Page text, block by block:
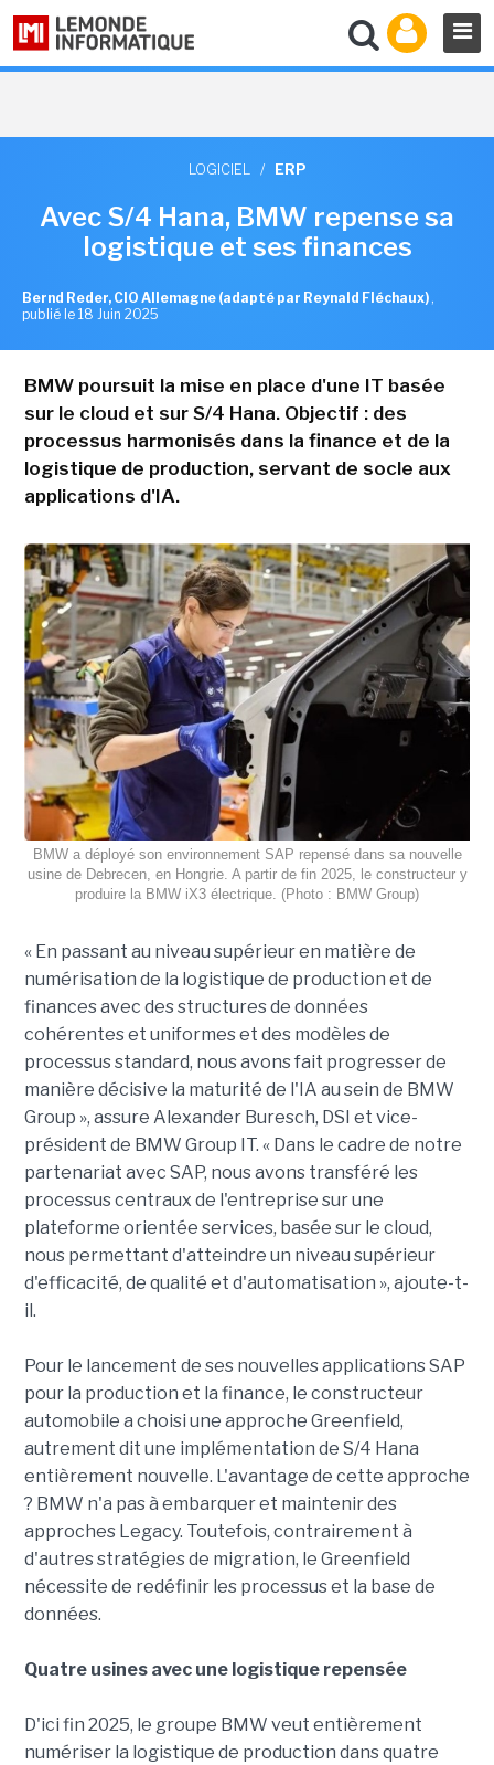
LOGICIEL / ERP
Avec S/4 Hana, BMW repense sa
logistique et ses finances
Bernd Reder, CIO Allemagne (adapté par Reynald Fléchaux) ,
publié le 18 Juin 2025
BMW poursuit la mise en place d'une IT basée
sur le cloud et sur S/4 Hana. Objectif : des
processus harmonisés dans la finance et de la
logistique de production, servant de socle aux
applications d'IA.
BMW a déployé son environnement SAP repensé dans sa nouvelle
usine de Debrecen, en Hongrie. A partir de fin 2025, le constructeur y
produire la BMW iX3 électrique. (Photo : BMW Group)
« En passant au niveau supérieur en matière de
numérisation de la logistique de production et de
finances avec des structures de données
cohérentes et uniformes et des modèles de
processus standard, nous avons fait progresser de
manière décisive la maturité de l'IA au sein de BMW
Group », assure Alexander Buresch, DSI et vice-
président de BMW Group IT. « Dans le cadre de notre
partenariat avec SAP, nous avons transféré les
processus centraux de l'entreprise sur une
plateforme orientée services, basée sur le cloud,
nous permettant d'atteindre un niveau supérieur
d'efficacité, de qualité et d'automatisation », ajoute-t-
il.
Pour le lancement de ses nouvelles applications SAP
pour la production et la finance, le constructeur
automobile a choisi une approche Greenfield,
autrement dit une implémentation de S/4 Hana
entièrement nouvelle. L'avantage de cette approche
? BMW n'a pas à embarquer et maintenir des
approches Legacy. Toutefois, contrairement à
d'autres stratégies de migration, le Greenfield
nécessite de redéfinir les processus et la base de
données.
Quatre usines avec une logistique repensée
D'ici fin 2025, le groupe BMW veut entièrement
numériser la logistique de production dans quatre